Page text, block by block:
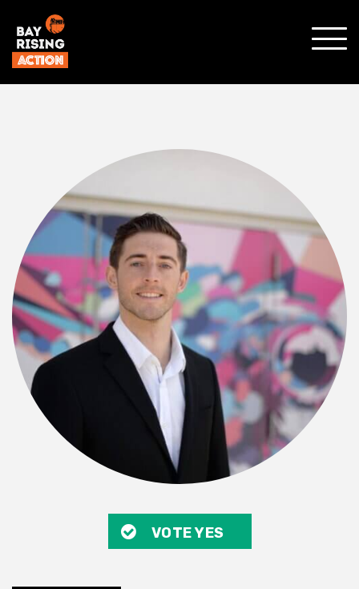
MENU
VOTE YES